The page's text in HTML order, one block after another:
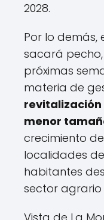
2028.
Por lo demás,
sacará
próximas
materia de
revitalización
menor
crecimiento
localidades
habitantes
sector